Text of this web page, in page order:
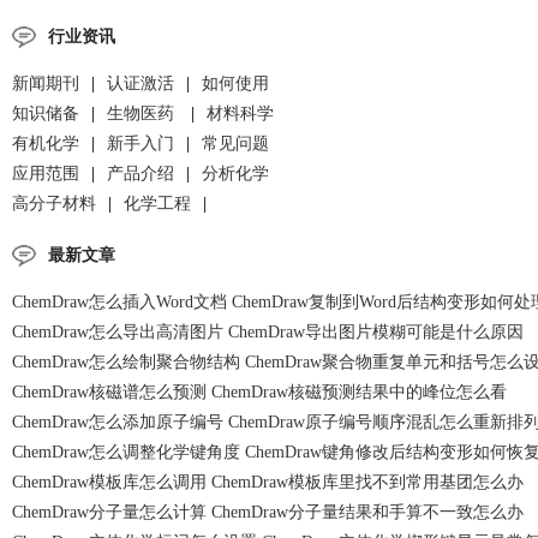
行业资讯
新闻期刊 | 认证激活 |
如何使用
知识储备
| 生物医药 |
材料科学
有机化学
| 新手入门 |
常见问题
应用范围
| 产品介绍 |
分析化学
高分子材料
| 化学工程 |
最新文章
ChemDraw怎么插入Word文档 ChemDraw复制到Word后结构变形如何处
ChemDraw怎么导出高清图片 ChemDraw导出图片模糊可能是什么原因
ChemDraw怎么绘制聚合物结构 ChemDraw聚合物重复单元和括号怎么
ChemDraw核磁谱怎么预测 ChemDraw核磁预测结果中的峰位怎么看
ChemDraw怎么添加原子编号 ChemDraw原子编号顺序混乱怎么重新排列
ChemDraw怎么调整化学键角度 ChemDraw键角修改后结构变形如何恢复
ChemDraw模板库怎么调用 ChemDraw模板库里找不到常用基团怎么办
ChemDraw分子量怎么计算 ChemDraw分子量结果和手算不一致怎么办